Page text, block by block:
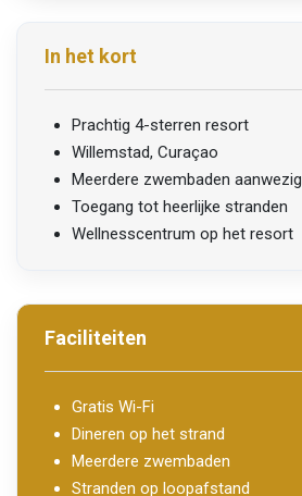
In het kort
Prachtig 4-sterren resort
Willemstad, Curaçao
Meerdere zwembaden aanwezig
Toegang tot heerlijke stranden
Wellnesscentrum op het resort
Faciliteiten
Gratis Wi-Fi
Dineren op het strand
Meerdere zwembaden
Stranden op loopafstand